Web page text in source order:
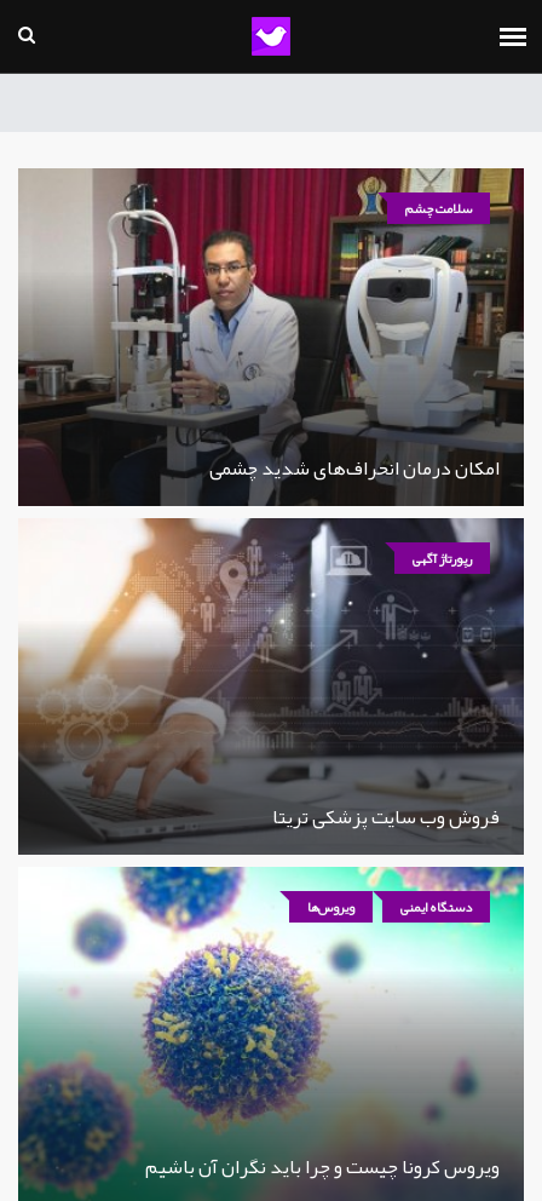
سلامت چشم
امکان درمان انحراف‌های شدید چشمی
رپورتاژ آگهی
فروش وب سایت پزشکی تریتا
دستگاه ایمنی ویروس‌ها
ویروس کرونا چیست و چرا باید نگران آن باشیم